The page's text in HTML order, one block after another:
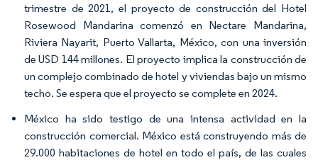
trimestre de 2021, el proyecto de construcción del Hotel
Rosewood Mandarina comenzó en Nectare Mandarina,
Riviera Nayarit, Puerto Vallarta, México, con una inversión
de USD 144 millones. El proyecto implica la construcción de
un complejo combinado de hotel y viviendas bajo un mismo
techo. Se espera que el proyecto se complete en 2024.
México ha sido testigo de una intensa actividad en la
construcción comercial. México está construyendo más de
29.000 habitaciones de hotel en todo el país, de las cuales